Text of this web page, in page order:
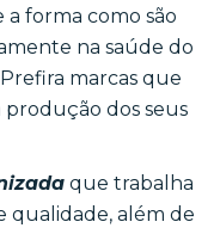
forma como são
na saúde do
marcas que
dos seus
que trabalha
qualidade, além de